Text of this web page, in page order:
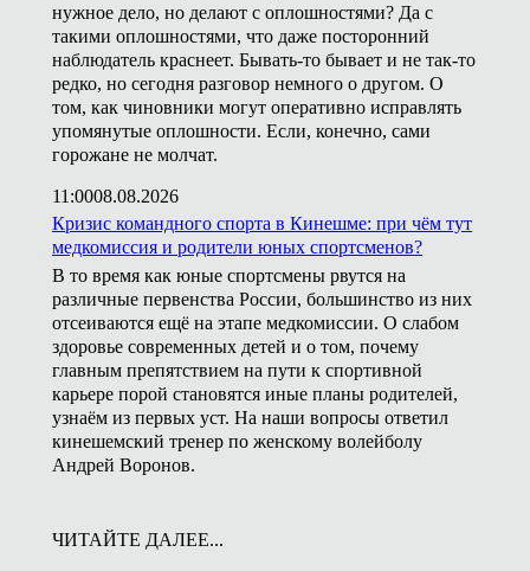
нужное дело, но делают с оплошностями? Да с
такими оплошностями, что даже посторонний
наблюдатель краснеет. Бывать-то бывает и не так-то
редко, но сегодня разговор немного о другом. О
том, как чиновники могут оперативно исправлять
упомянутые оплошности. Если, конечно, сами
горожане не молчат.
11:0008.08.2026
Кризис командного спорта в Кинешме: при чём тут
медкомиссия и родители юных спортсменов?
В то время как юные спортсмены рвутся на
различные первенства России, большинство из них
отсеиваются ещё на этапе медкомиссии. О слабом
здоровье современных детей и о том, почему
главным препятствием на пути к спортивной
карьере порой становятся иные планы родителей,
узнаём из первых уст. На наши вопросы ответил
кинешемский тренер по женскому волейболу
Андрей Воронов.
ЧИТАЙТЕ ДАЛЕЕ...